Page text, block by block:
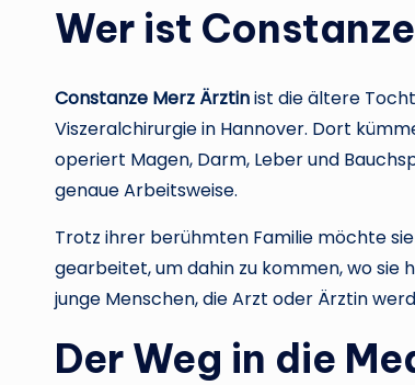
Wer ist
Constanze Merz Ärztinist die ältere
Viszeralchirurgie in Hannover. Dort
operiert Magen, Darm, Leber und
genaue Arbeitsweise.
Trotz ihrer berühmten Familie möchte
gearbeitet, um dahin zu kommen, wo sie
junge Menschen, die Arzt oder Ärztin
Der Weg in die